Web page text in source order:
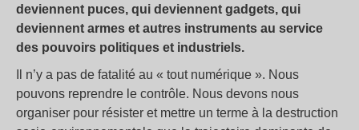
deviennent puces, qui deviennent gadgets, qui
deviennent armes et autres instruments au service
des pouvoirs politiques et industriels.
Il n’y a pas de fatalité au « tout numérique ». Nous
pouvons reprendre le contrôle. Nous devons nous
organiser pour résister et mettre un terme à la destruction